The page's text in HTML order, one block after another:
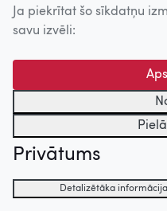
Ja piekrītat šo sīkdatņu
savu izvēli:
Privātums
Detalizētāka